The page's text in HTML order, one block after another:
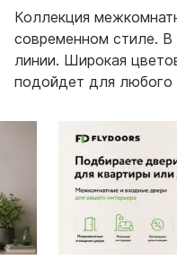
Коллекция
современном стиле.
линии. Широкая
подойдет для любого